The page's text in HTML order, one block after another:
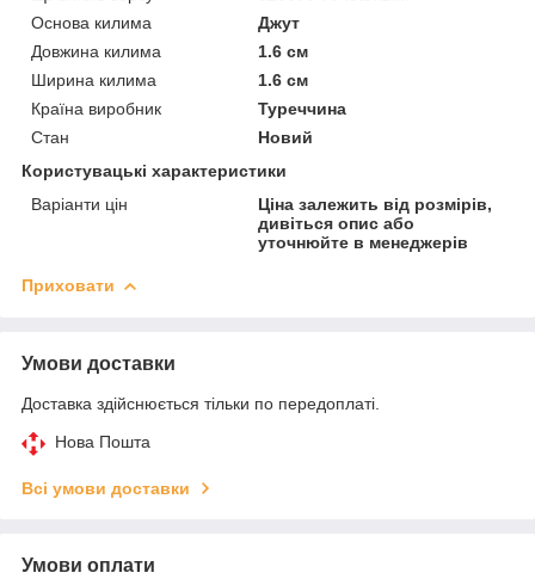
Основа килима
Джут
Довжина килима
1.6 см
Ширина килима
1.6 см
Країна виробник
Туреччина
Стан
Новий
Користувацькі характеристики
Варіанти цін
Ціна залежить від розмірів,
дивіться опис або
уточнюйте в менеджерів
Приховати
Умови доставки
Доставка здійснюється тільки по передоплаті.
Нова Пошта
Всі умови доставки
Умови оплати